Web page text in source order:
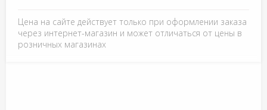
Цена на сайте действует только при оформлении заказа
через интернет-магазин и может отличаться от цены в
розничных магазинах